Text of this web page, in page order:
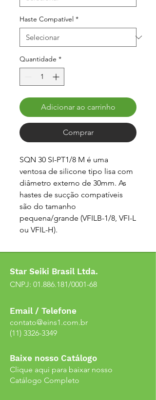
Haste Compatível *
Quantidade *
Adicionar ao carrinho
Comprar
SQN 30 SI-PT1/8 M é uma
ventosa de silicone tipo lisa com
diâmetro externo de 30mm. As
hastes de sucção compatíveis
são do tamanho
pequena/grande (VFILB-1/8, VFI-L
ou VFIL-H).
Star Seiki Brasil Ltda.
CNPJ: 01.886.181/0001-68
Email / Telefone
contato@eins1.com.br
(11) 3326-3349
Baixe nosso Catálogo
Clique aqui para baixar nosso
Catálogo Completo